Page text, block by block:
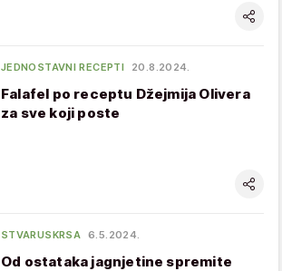
JEDNOSTAVNI RECEPTI 20.8.2024.
Falafel po receptu Džejmija Olivera
za sve koji poste
STVARUSKRSA 6.5.2024.
Od ostataka jagnjetine spremite